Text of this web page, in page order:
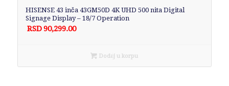
HISENSE 43 inča 43GM50D 4K UHD 500 nita Digital
Signage Display – 18/7 Operation
RSD90,299.00
Dodaj u korpu